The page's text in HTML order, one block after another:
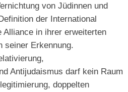
von Jüdinnen und
der International
Alliance in ihrer erweiterten
seiner Erkennung.
Antijudaismus darf kein Raum
doppelten